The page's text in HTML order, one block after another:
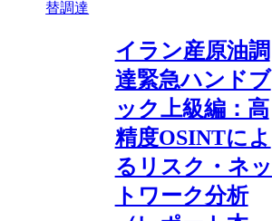
替調達
イラン産原油調
達緊急ハンドブ
ック上級編：高
精度OSINTによ
るリスク・ネッ
トワーク分析